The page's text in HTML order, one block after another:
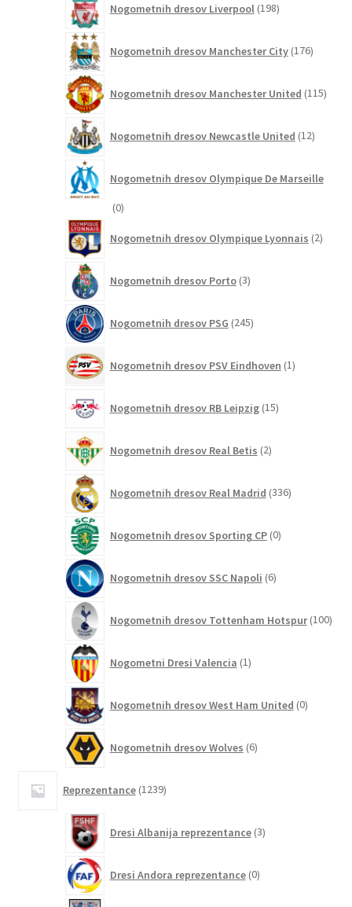
Nogometnih dresov Liverpool 198izdelkov
Nogometnih dresov Manchester City 176izdelkov
Nogometnih dresov Manchester United 115
Nogometnih dresov Newcastle United 12izdelkov
Nogometnih dresov Olympique De Marseille
00
Nogometnih dresov Olympique Lyonnais 2izdelka
Nogometnih dresov Porto 3izdelki
Nogometnih dresov PSG 245izdelkov
Nogometnih dresov PSV Eindhoven 1izdelek
Nogometnih dresov RB Leipzig 15izdelkov
Nogometnih dresov Real Betis 2izdelka
Nogometnih dresov Real Madrid 336izdelkov
Nogometnih dresov Sporting CP 0izdelkov
Nogometnih dresov SSC Napoli 6izdelkov
Nogometnih dresov Tottenham Hotspur 100
Nogometni Dresi Valencia 1izdelek
Nogometnih dresov West Ham United 0izdelkov
Nogometnih dresov Wolves 6izdelkov
Reprezentance 1239izdelkov
Dresi Albanija reprezentance 3izdelki
Dresi Andora reprezentance 0izdelkov